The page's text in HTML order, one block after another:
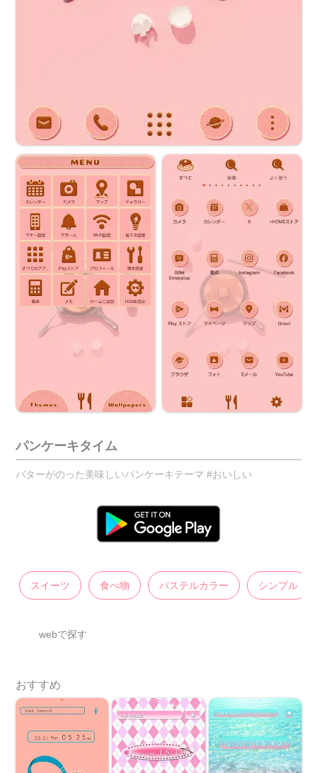
パンケーキタイム
バターがのった美味しいパンケーキテーマ #おいしい
スイーツ 食べ物 パステルカラー シンプル
webで探す
おすすめ